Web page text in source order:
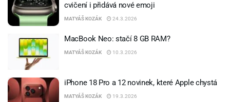
cvičení i přidává nové emoji
MATYÁŠ KOZÁK 24.3.2026
MacBook Neo: stačí 8 GB RAM?
MATYÁŠ KOZÁK 10.3.2026
iPhone 18 Pro a 12 novinek, které Apple chystá
MATYÁŠ KOZÁK 19.3.2026